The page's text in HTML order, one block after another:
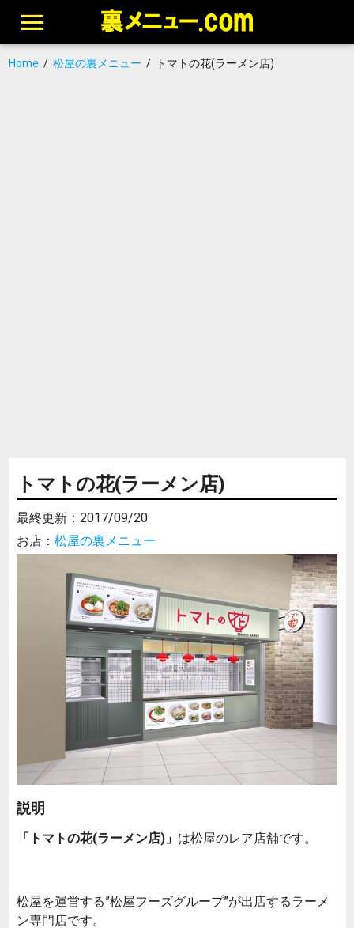
Home/ 松屋の裏メニュー / トマトの花(ラーメン店)
トマトの花(ラーメン店)
最終更新： 2017/09/20
お店： 松屋の裏メニュー
説明
「トマトの花(ラーメン店)」 は松屋のレア店舗です。
松屋を運営する”松屋フーズグループ”が出店するラーメ
ン専門店です。